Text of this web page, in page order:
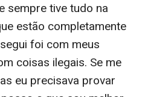
sempre tive tudo na
estão completamente
foi com meus
coisas ilegais. Se me
eu precisava provar